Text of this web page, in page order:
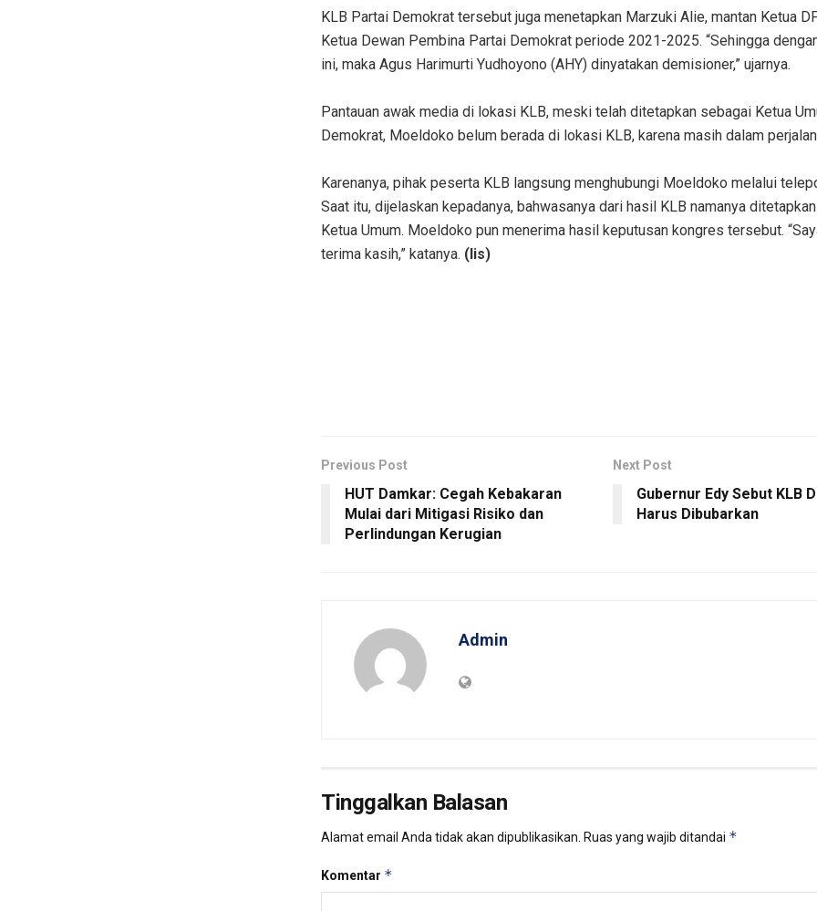
KLB Partai Demokrat tersebut juga menetapkan Marzuki Alie, mantan Ketua
Ketua Dewan Pembina Partai Demokrat periode 2021-2025. “Sehingga
ini, maka Agus Harimurti Yudhoyono (AHY) dinyatakan demisioner,” ujarnya.
Pantauan awak media di lokasi KLB, meski telah ditetapkan sebagai Ketua
Demokrat, Moeldoko belum berada di lokasi KLB, karena masih dalam
Karenanya, pihak peserta KLB langsung menghubungi Moeldoko melalui
Saat itu, dijelaskan kepadanya, bahwasanya dari hasil KLB namanya
Ketua Umum. Moeldoko pun menerima hasil keputusan kongres tersebut.
terima kasih,” katanya. (lis)
Previous Post
HUT Damkar: Cegah Kebakaran
Mulai dari Mitigasi Risiko dan
Perlindungan Kerugian
Next Post
Gubernur Edy Sebut KLB
Harus Dibubarkan
Admin
Tinggalkan Balasan
Alamat email Anda tidak akan dipublikasikan. Ruas yang wajib ditandai *
Komentar *